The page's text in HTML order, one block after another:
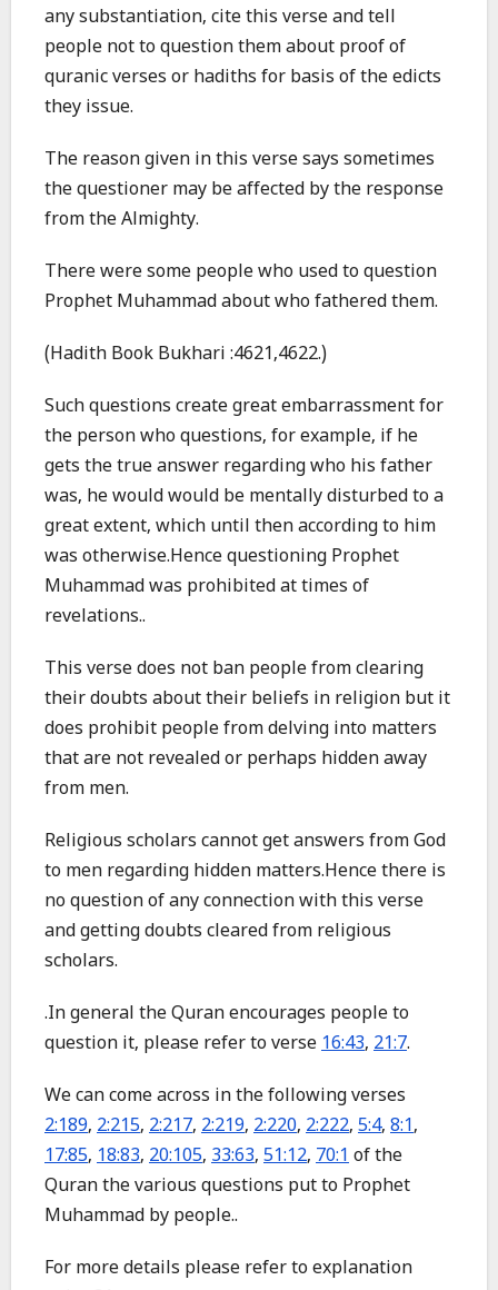
any substantiation, cite this verse and tell
people not to question them about proof of
quranic verses or hadiths for basis of the edicts
they issue.
The reason given in this verse says sometimes
the questioner may be affected by the response
from the Almighty.
There were some people who used to question
Prophet Muhammad about who fathered them.
(Hadith Book Bukhari :4621,4622.)
Such questions create great embarrassment for
the person who questions, for example, if he
gets the true answer regarding who his father
was, he would would be mentally disturbed to a
great extent, which until then according to him
was otherwise.Hence questioning Prophet
Muhammad was prohibited at times of
revelations..
This verse does not ban people from clearing
their doubts about their beliefs in religion but it
does prohibit people from delving into matters
that are not revealed or perhaps hidden away
from men.
Religious scholars cannot get answers from God
to men regarding hidden matters.Hence there is
no question of any connection with this verse
and getting doubts cleared from religious
scholars.
.In general the Quran encourages people to
question it, please refer to verse 16:43, 21:7.
We can come across in the following verses
2:189, 2:215, 2:217, 2:219, 2:220, 2:222, 5:4, 8:1,
17:85, 18:83, 20:105, 33:63, 51:12, 70:1 of the
Quran the various questions put to Prophet
Muhammad by people..
For more details please refer to explanation